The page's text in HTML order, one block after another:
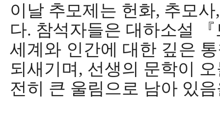
이날 추모제는 헌화, 추모사
다. 참석자들은 대하소설 『
세계와 인간에 대한 깊은
되새기며, 선생의 문학이
전히 큰 울림으로 남아 있